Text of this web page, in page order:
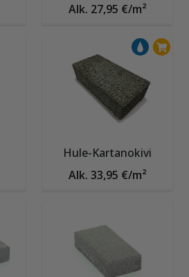
Alk. 27,95 €/m²
Hule-Kartanokivi
Alk. 33,95 €/m²